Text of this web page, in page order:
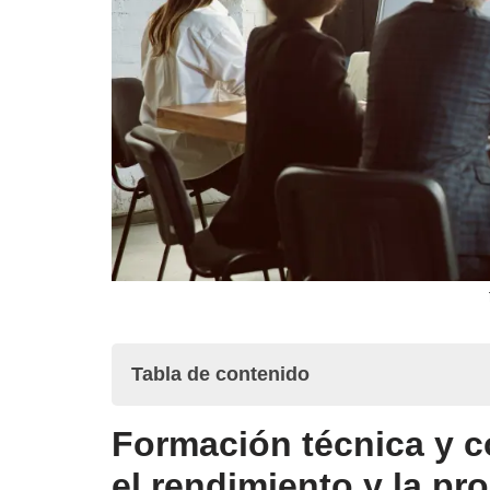
Tabla de contenido
Formación técnica y conductual: Cómo
Formación técnica y